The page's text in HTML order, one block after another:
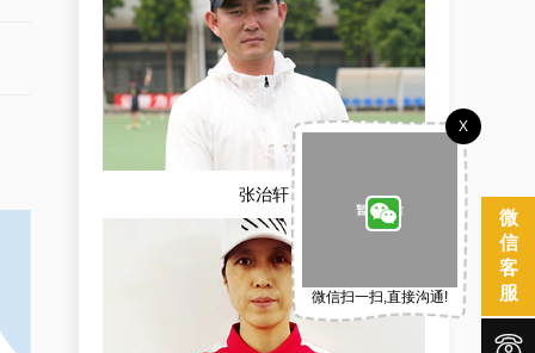
张治轩
微
信
客
服
X
微信扫一扫,直接沟通!

